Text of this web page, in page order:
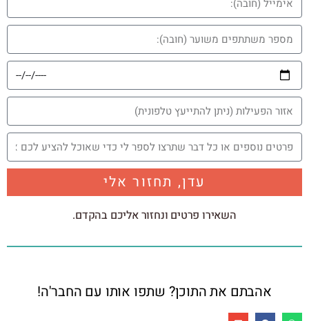
עדן, תחזור אלי
השאירו פרטים ונחזור אליכם בהקדם.
אהבתם את התוכן? שתפו אותו עם החבר'ה!